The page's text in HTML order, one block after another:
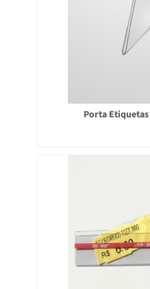
Porta